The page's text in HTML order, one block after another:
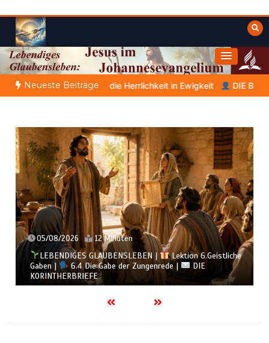
Inhalt
springen
Weisheiten der Bibel
Himmelwärts
Neueste Beiträge
in Ewigkeit DIE BIBLISCHE PERSON DES TAGES |
05/08/2026 12 Minuten
LEBENDIGES GLAUBENSLEBEN |
Lektion 6.Geistliche
Gaben |
6.4 Die Gabe der Zungenrede |
DIE
KORINTHERBRIEFE